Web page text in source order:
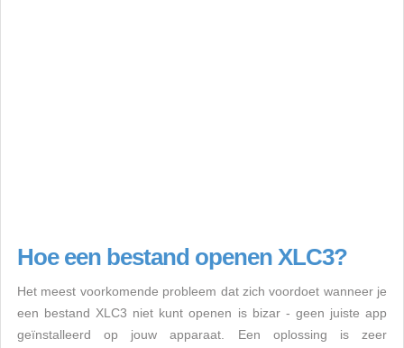
Hoe een bestand openen XLC3?
Het meest voorkomende probleem dat zich voordoet wanneer je
een bestand XLC3 niet kunt openen is bizar - geen juiste app
geïnstalleerd op jouw apparaat. Een oplossing is zeer